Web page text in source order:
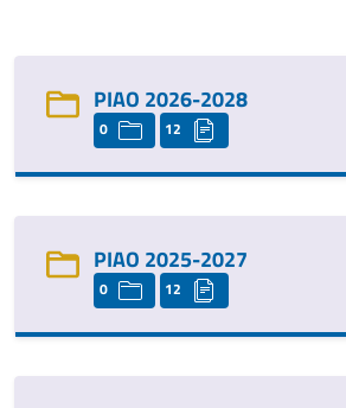
PIAO 2026-2028
0 12
PIAO 2025-2027
0 12